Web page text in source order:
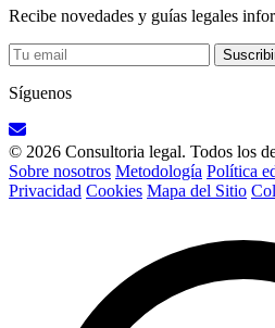
Recibe novedades y guías legales
Síguenos
© 2026 Consultoria legal. Todos los
Sobre nosotros Metodología Política
Privacidad Cookies Mapa del Sitio